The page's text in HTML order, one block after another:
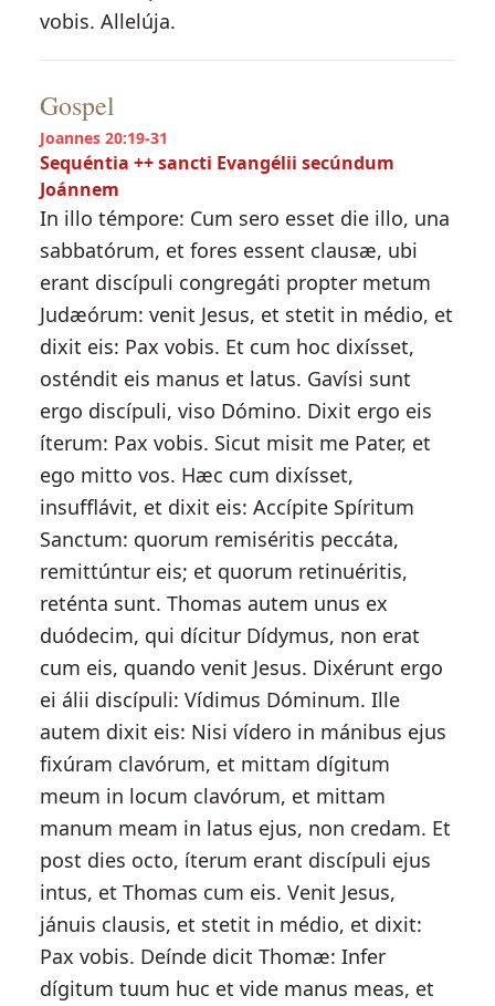
vobis. Allelúja.
Gospel
Joannes 20:19-31
Sequéntia ++ sancti Evangélii secúndum
Joánnem
In illo témpore: Cum sero esset die illo, una
sabbatórum, et fores essent clausæ, ubi
erant discípuli congregáti propter metum
Judæórum: venit Jesus, et stetit in médio, et
dixit eis: Pax vobis. Et cum hoc dixísset,
osténdit eis manus et latus. Gavísi sunt
ergo discípuli, viso Dómino. Dixit ergo eis
íterum: Pax vobis. Sicut misit me Pater, et
ego mitto vos. Hæc cum dixísset,
insufflávit, et dixit eis: Accípite Spíritum
Sanctum: quorum remiséritis peccáta,
remittúntur eis; et quorum retinuéritis,
reténta sunt. Thomas autem unus ex
duódecim, qui dícitur Dídymus, non erat
cum eis, quando venit Jesus. Dixérunt ergo
ei álii discípuli: Vídimus Dóminum. Ille
autem dixit eis: Nisi vídero in mánibus ejus
fixúram clavórum, et mittam dígitum
meum in locum clavórum, et mittam
manum meam in latus ejus, non credam. Et
post dies octo, íterum erant discípuli ejus
intus, et Thomas cum eis. Venit Jesus,
jánuis clausis, et stetit in médio, et dixit:
Pax vobis. Deínde dicit Thomæ: Infer
dígitum tuum huc et vide manus meas, et